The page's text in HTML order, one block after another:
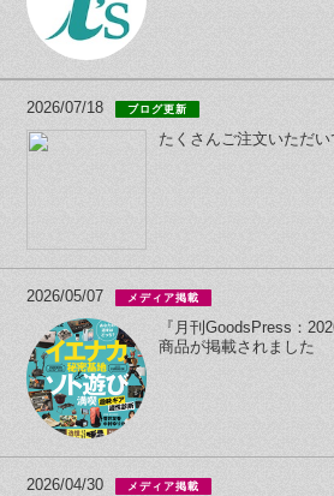
2026/07/18 ブログ更新
たくさんご注文いただい
2026/05/07 メディア掲載
『月刊GoodsPress：
商品が掲載されました
2026/04/30 メディア掲載